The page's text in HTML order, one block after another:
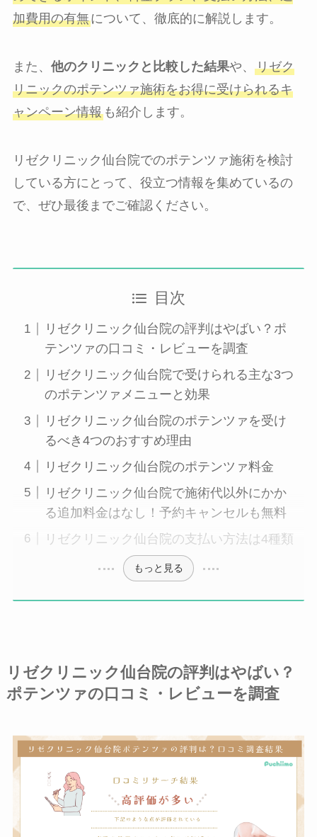
加費用の有無について、徹底的に解説します。
また、 他のクリニックと比較した結果や、 リゼク
リニックのポテンツァ施術をお得に受けられるキ
ャンペーン情報も紹介します。
リゼクリニック仙台院でのポテンツァ施術を検討
している方にとって、役立つ情報を集めているの
で、ぜひ最後までご確認ください。
目次
リゼクリニック仙台院の評判はやばい？ポ
テンツァの口コミ・レビューを調査
リゼクリニック仙台院で受けられる主な3つ
のポテンツァメニューと効果
リゼクリニック仙台院のポテンツァを受け
るべき4つのおすすめ理由
リゼクリニック仙台院のポテンツァ料金
リゼクリニック仙台院で施術代以外にかか
る追加料金はなし！予約キャンセルも無料
リゼクリニック仙台院の支払い方法は4種類
もっと見る
リゼクリニック仙台院の評判はやばい？
ポテンツァの口コミ・レビューを調査